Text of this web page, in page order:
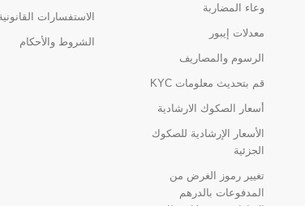
وعاء المضاربة
معدلات إيبور
الرسوم والمصاريف
قم بتحديث معلومات KYC
أسعار الصكوك الارشادية
الأسعار الإرشادية للصكوك
الجزئية
تغيير رموز الغرض من
المدفوعات بالدرهم
الاستفسارات
الشروط والأحكام